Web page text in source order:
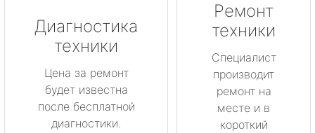
Диагностика
техники
Цена за ремонт
будет известна
после бесплатной
диагностики.
Ремонт
техники
Специалист
производит
ремонт на
месте и в
короткий